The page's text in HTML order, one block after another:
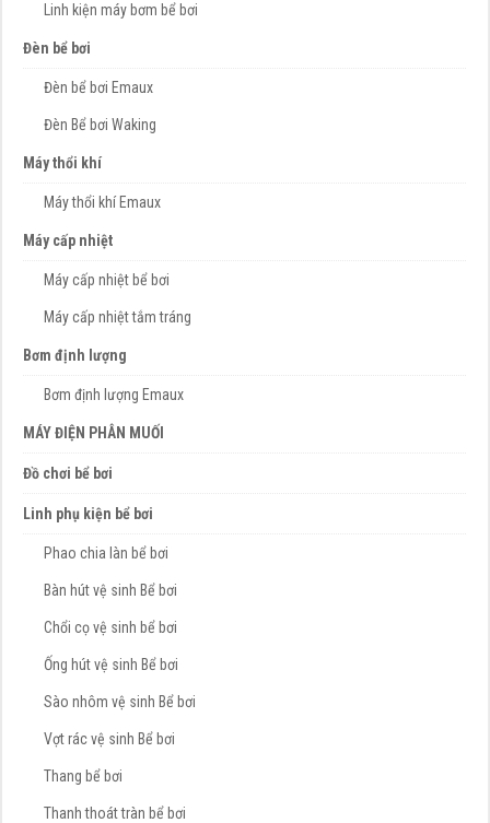
Linh kiện máy bơm bể bơi
Đèn bể bơi
Đèn bể bơi Emaux
Đèn Bể bơi Waking
Máy thổi khí
Máy thổi khí Emaux
Máy cấp nhiệt
Máy cấp nhiệt bể bơi
Máy cấp nhiệt tắm tráng
Bơm định lượng
Bơm định lượng Emaux
MÁY ĐIỆN PHÂN MUỐI
Đồ chơi bể bơi
Linh phụ kiện bể bơi
Phao chia làn bể bơi
Bàn hút vệ sinh Bể bơi
Chổi cọ vệ sinh bể bơi
Ống hút vệ sinh Bể bơi
Sào nhôm vệ sinh Bể bơi
Vợt rác vệ sinh Bể bơi
Thang bể bơi
Thanh thoát tràn bể bơi